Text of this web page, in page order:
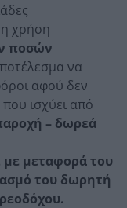
χρήση
ποσών
να
αφού δεν
ισχύει από
– δωρεά
με μεταφορά του
του δωρητή